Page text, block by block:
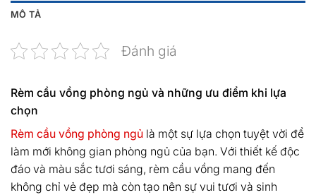
MÔ TẢ
Đánh giá
Rèm cầu vồng phòng ngủ và những ưu điểm khi lựa
chọn
Rèm cầu vồng phòng ngủ là một sự lựa chọn tuyệt vời để
làm mới không gian phòng ngủ của bạn. Với thiết kế độc
đáo và màu sắc tươi sáng, rèm cầu vồng mang đến
không chỉ vẻ đẹp mà còn tạo nên sự vui tươi và sinh